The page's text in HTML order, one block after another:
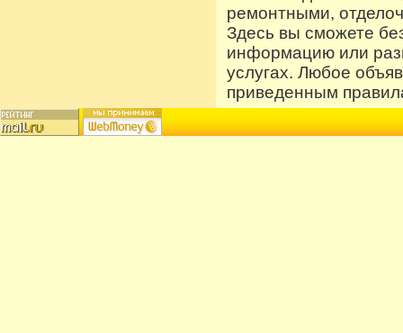
ремонтными,
Здесь вы сможете
информацию или
услугах. Любое
приведенным